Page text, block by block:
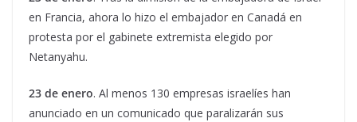
en Francia, ahora lo hizo el embajador en Canadá en
protesta por el gabinete extremista elegido por
Netanyahu.
23 de enero. Al menos 130 empresas israelíes han
anunciado en un comunicado que paralizarán sus